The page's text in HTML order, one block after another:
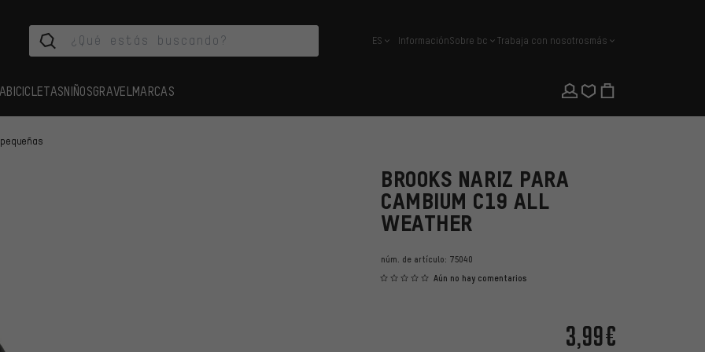
español
ES InformaciónSobre bc Trabaja con nosotrosmás
BICICLETASNIÑOSGRAVEL MARCAS
BROOKS NARIZ PARA
CAMBIUM C19 ALL
WEATHER
núm. de artículo: 75040
Aún no hay comentarios
3,99€